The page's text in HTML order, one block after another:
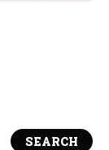
SEARCH